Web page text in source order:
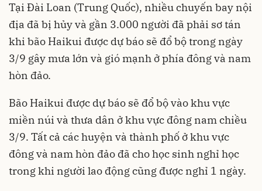
Tại Đài Loan (Trung Quốc), nhiều chuyến bay nội
địa đã bị hủy và gần 3.000 người đã phải sơ tán
khi bão Haikui được dự báo sẽ đổ bộ trong ngày
3/9 gây mưa lớn và gió mạnh ở phía đông và nam
hòn đảo.
Bão Haikui được dự báo sẽ đổ bộ vào khu vực
miền núi và thưa dân ở khu vực đông nam chiều
3/9. Tất cả các huyện và thành phố ở khu vực
đông và nam hòn đảo đã cho học sinh nghỉ học
trong khi người lao động cũng được nghỉ 1 ngày.